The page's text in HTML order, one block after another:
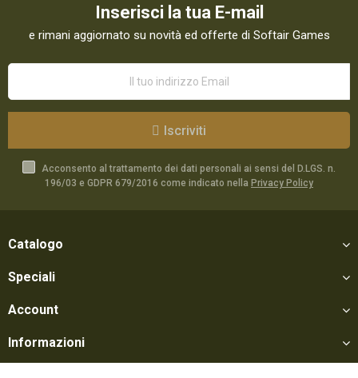
Inserisci la tua E-mail
e rimani aggiornato su novità ed offerte di Softair Games
Iscriviti
Acconsento al trattamento dei dati personali ai sensi del D.LGS. n.
196/03 e GDPR 679/2016 come indicato nella Privacy Policy
Catalogo
Speciali
Account
Informazioni